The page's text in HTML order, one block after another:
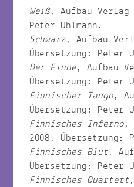
Weiß, Aufbau Verlag
Peter Uhlmann.
Schwarz, Aufbau
Übersetzung: Peter
Der Finne, Aufbau
Übersetzung: Peter
Finnischer Tango,
Übersetzung: Peter
Finnisches Inferno,
2008, Übersetzung:
Finnisches Blut,
Übersetzung: Peter
Finnisches Quartett